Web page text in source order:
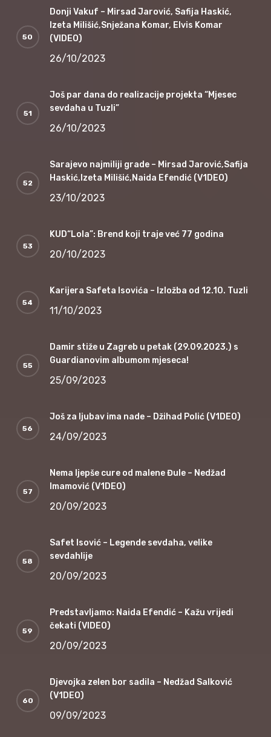
Donji Vakuf – Mirsad Jarović, Safija Haskić,
Izeta Milišić,Snježana Komar, Elvis Komar
(VIDEO)
26/10/2023
Još par dana do realizacije projekta “Mjesec
sevdaha u Tuzli”
26/10/2023
Sarajevo najmiliji grade – Mirsad Jarović,Safija
Haskić,Izeta Milišić,Naida Efendić (V1DEO)
23/10/2023
KUD“Lola”: Brend koji traje već 77 godina
20/10/2023
Karijera Safeta Isovića – Izložba od 12.10. Tuzli
11/10/2023
Damir stiže u Zagreb u petak (29.09.2023.) s
Guardianovim albumom mjeseca!
25/09/2023
Još za ljubav ima nade – Džihad Polić (V1DEO)
24/09/2023
Nema ljepše cure od malene Đule – Nedžad
Imamović (V1DEO)
20/09/2023
Safet Isović – Legende sevdaha, velike
sevdahlije
20/09/2023
Predstavljamo: Naida Efendić – Kažu vrijedi
čekati (VIDEO)
20/09/2023
Djevojka zelen bor sadila – Nedžad Salković
(V1DEO)
09/09/2023